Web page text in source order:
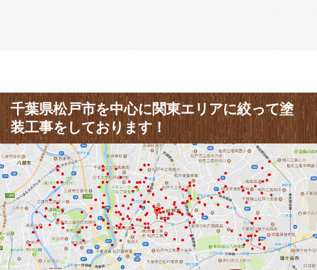
千葉県松戸市を中心に関東エリアに絞って塗
装工事をしております！